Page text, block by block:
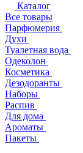
Каталог
Все товары
Парфюмерия
Духи
Туалетная вода
Одеколон
Косметика
Дезодоранты
Наборы
Распив
Для дома
Ароматы
Пакеты